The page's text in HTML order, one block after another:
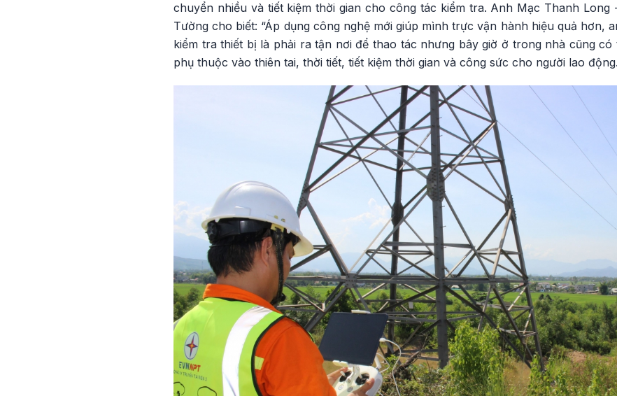
chuyển nhiều và tiết kiệm thời gian cho công tác kiểm tra. Anh Mạc Thanh
Tường cho biết: “Áp dụng công nghệ mới giúp mình trực vận hành hiệu quả hơn,
kiểm tra thiết bị là phải ra tận nơi để thao tác nhưng bây giờ ở trong nhà cũng
phụ thuộc vào thiên tai, thời tiết, tiết kiệm thời gian và công sức cho người lao